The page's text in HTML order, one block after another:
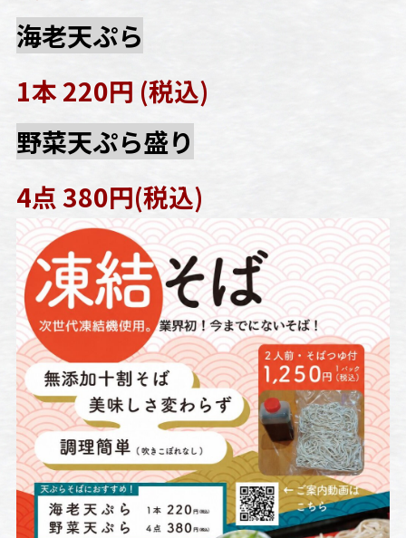
海老天ぷら
1本 220円 (税込)
野菜天ぷら盛り
4点 380円(税込)